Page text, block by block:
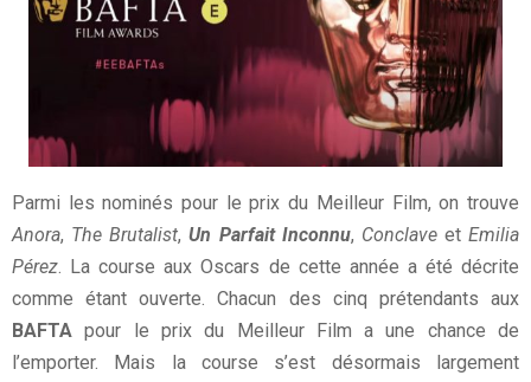
Parmi les nominés pour le prix du Meilleur Film, on trouve
Anora, The Brutalist,Un Parfait Inconnu, Conclaveet Emilia
Pérez. La course aux Oscars de cette année a été décrite
comme étant ouverte. Chacun des cinq prétendants aux
BAFTA pour le prix du Meilleur Film a une chance de
l’emporter. Mais la course s’est désormais largement